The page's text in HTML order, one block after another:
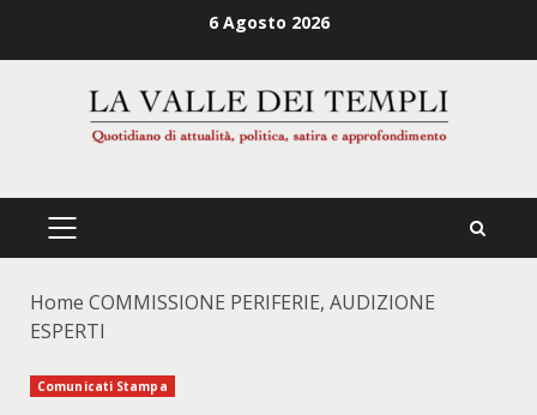
6 Agosto 2026
PRIMÄRES
Home COMMISSIONE PERIFERIE, AUDIZIONE
ESPERTI
Comunicati Stampa